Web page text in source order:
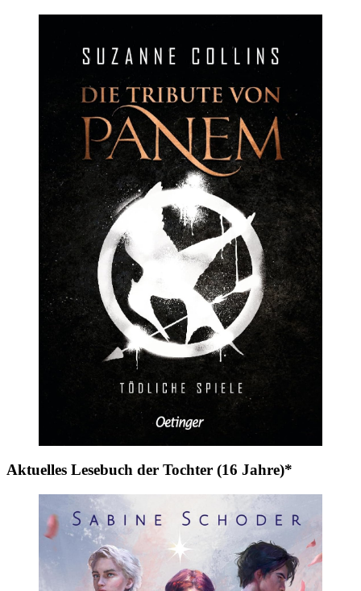
Aktuelles Lesebuch der Tochter (16 Jahre)*